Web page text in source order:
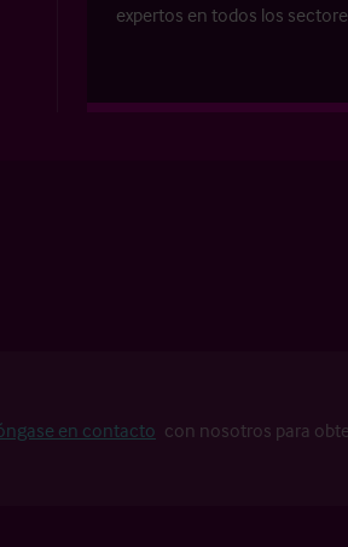
expertos en todos los
en contacto con nosotros para